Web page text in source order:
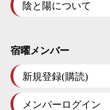
陰と陽について
宿曜メンバー
新規登録(購読)
メンバーログイン